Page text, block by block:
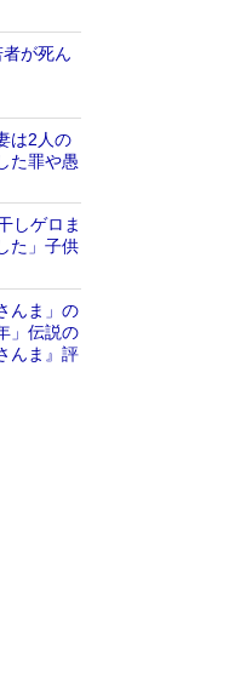
が死ん
は2人の
た罪や愚
しゲロま
た」子供
んま」の
」伝説の
んま』評